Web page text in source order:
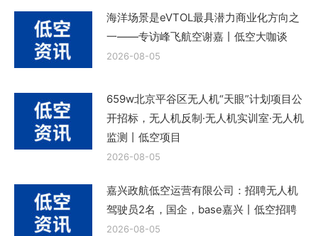
海洋场景是eVTOL最具潜力商业化方向之
一——专访峰飞航空谢嘉丨低空大咖谈
2026-08-05
659w北京平谷区无人机“天眼”计划项目公
开招标，无人机反制·无人机实训室·无人机
监测丨低空项目
2026-08-05
嘉兴政航低空运营有限公司：招聘无人机
驾驶员2名，国企，base嘉兴丨低空招聘
2026-08-05